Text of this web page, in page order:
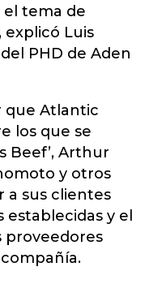
tema de
explicó Luis
PHD de Aden
que Atlantic
los que se
Beef’, Arthur
y otros
a sus clientes
establecidas y el
proveedores